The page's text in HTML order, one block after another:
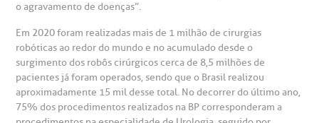
Teleinterconsulta
Centro de Doenças Autoimunes
de veracidade de atestado
atendimento
o agravamento de doenças”.
Em 2020 foram realizadas mais de 1 milhão de cirurgias
robóticas ao redor do mundo e no acumulado desde o
surgimento dos robôs cirúrgicos cerca de 8,5 milhões de
pacientes já foram operados, sendo que o Brasil realizou
aproximadamente 15 mil desse total. No decorrer do último ano,
75% dos procedimentos realizados na BP corresponderam a